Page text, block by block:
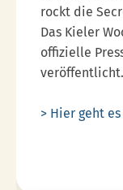
rockt die
Das Kieler
offizielle
veröffentlicht.
> Hier geht